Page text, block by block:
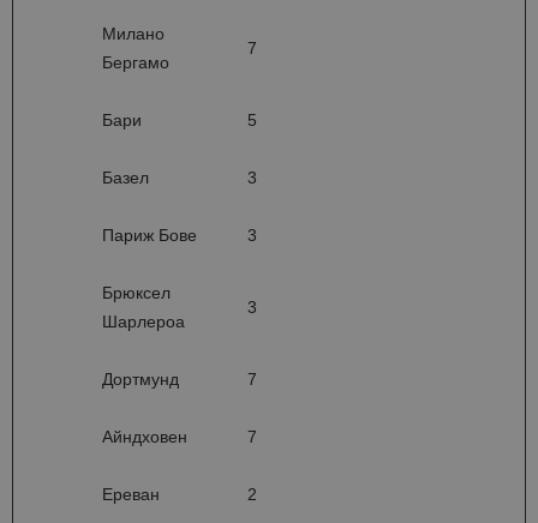
Милано
Бергамо
7
Бари 5
Базел 3
Париж Бове 3
Брюксел
Шарлероа
3
Дортмунд 7
Айндховен 7
Ереван 2